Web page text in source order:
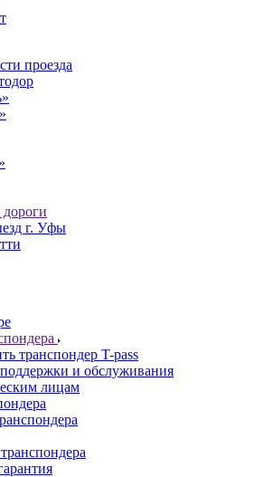
проезда
г. Уфы
транспондер T-pass
и обслуживания
лицам